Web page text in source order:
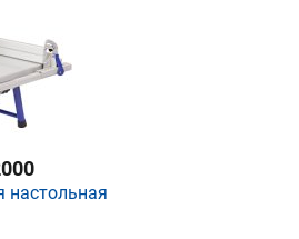
настольная